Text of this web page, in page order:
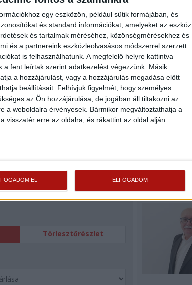
egy eszközön, például sütik formájában, és
és standard információkat, amelyeket az eszköz
és tartalmak méréséhez, közönségmérésekhez és
és a partnereink eszközleolvasásos módszerrel szerzett
is felhasználhatunk. A megfelelő helyre kattintva
fent leírtak szerint adatkezelést végezzünk. Másik
a hozzájárulást, vagy a hozzájárulás megadása előtt
beállításait. Felhívjuk figyelmét, hogy személyes
az Ön hozzájárulása, de jogában áll tiltakozni az
a weboldalra érvényesek. Bármikor megváltoztathatja a
visszatér erre az oldalra, és rákattint az oldal alján
EL ELFOGADOM
keressen bizalommal.
Ingatlanirodatagjaként várom Önt az
Ingyenes hitelközvetítéssel segít
energetikai tanúsítvány, jogi